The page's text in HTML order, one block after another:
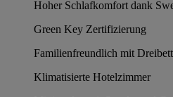
Hoher Schlafkomfort dank
Green Key Zertifizierung
Familienfreundlich mit
Klimatisierte Hotelzimmer